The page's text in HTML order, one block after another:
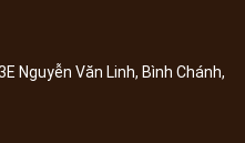
Nguyễn Văn Linh, Bình Chánh,